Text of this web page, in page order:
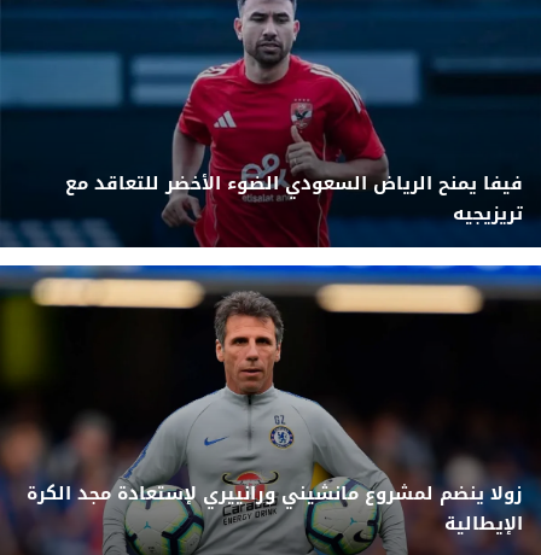
فيفا يمنح الرياض السعودي الضوء الأخضر للتعاقد مع
تريزيجيه
زولا ينضم لمشروع مانشيني ورانييري لإستعادة مجد الكرة
الإيطالية